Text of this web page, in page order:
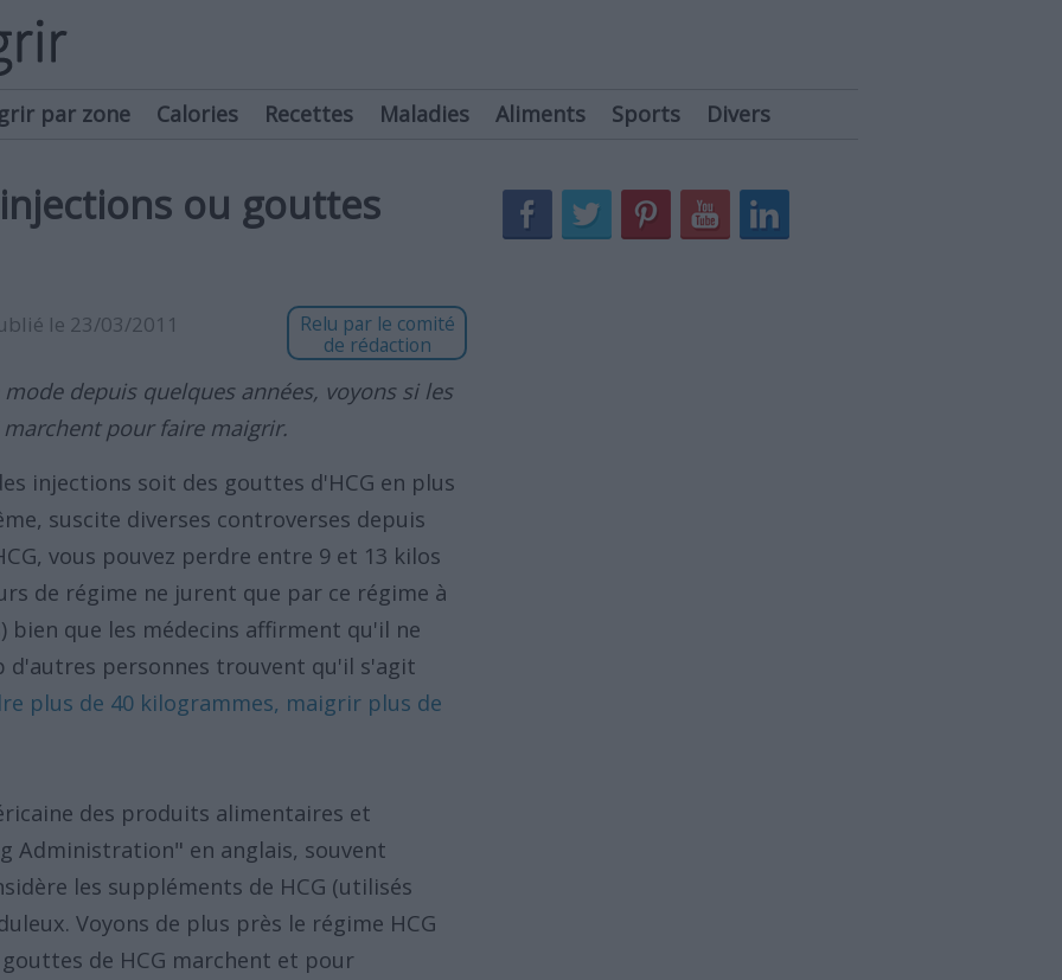
par zone Calories Recettes Maladies Aliments Sports Divers
injections ou gouttes
le 23/03/2011
Relu par le comité
de rédaction
depuis quelques années, voyons si les
pour faire maigrir.
injections soit des gouttes d'HCG en plus
suscite diverses controverses depuis
vous pouvez perdre entre 9 et 13 kilos
de régime ne jurent que par ce régime à
bien que les médecins affirment qu'il ne
d'autres personnes trouvent qu'il s'agit
plus de 40 kilogrammes, maigrir plus de
des produits alimentaires et
Administration" en anglais, souvent
les suppléments de HCG (utilisés
Voyons de plus près le régime HCG
de HCG marchent et pour